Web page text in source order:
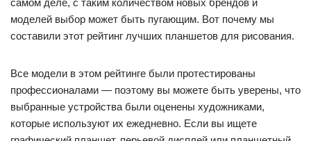
самом деле, с таким количеством новых брендов и
моделей выбор может быть пугающим. Вот почему мы
составили этот рейтинг лучших планшетов для рисования.
Все модели в этом рейтинге были протестированы
профессионалами — поэтому вы можете быть уверены, что
выбранные устройства были оценены художниками,
которые используют их ежедневно. Если вы ищете